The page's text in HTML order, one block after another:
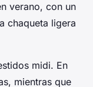
verano, con un
chaqueta ligera
midi. En
mientras que